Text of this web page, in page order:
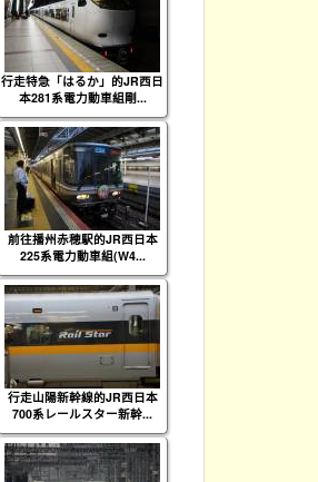
行走特急「はるか」的JR西日
本281系電力動車組剛...
前往播州赤穂駅的JR西日本
225系電力動車組(W4...
行走山陽新幹線的JR西日本
700系レールスター新幹...